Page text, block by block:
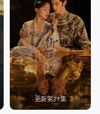
更新第21集